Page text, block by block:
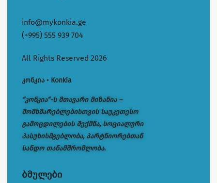
info@mykonkia.ge
(+995) 555 939 704
All Rights Reserved 2026
კონკია • Konkia
“კონკია“-ს მთავარი მიზანია –
მომხმარებლებისთვის საუკეთესო
გამოცდილების შექმნა, სოციალური
პასუხისმგებლობა, პარტნიორებთან
სანდო თანამშრომლობა.
ბმულები